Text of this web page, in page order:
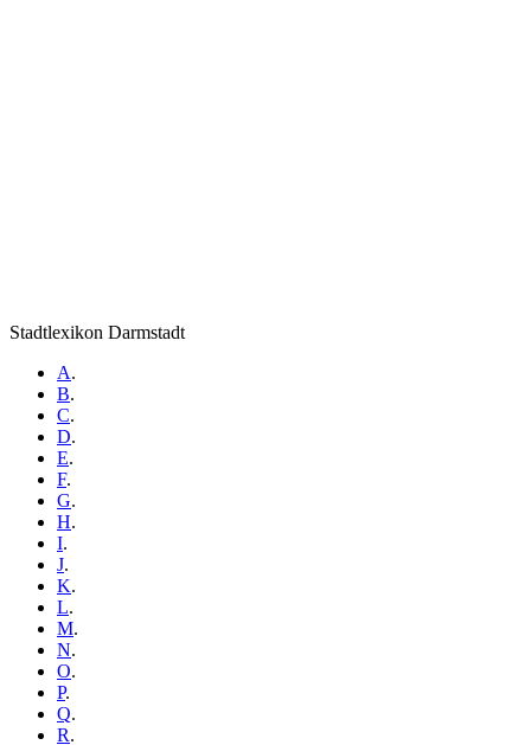
Stadtlexikon Darmstadt
A.
B.
C.
D.
E.
F.
G.
H.
I.
J.
K.
L.
M.
N.
O.
P.
Q.
R.